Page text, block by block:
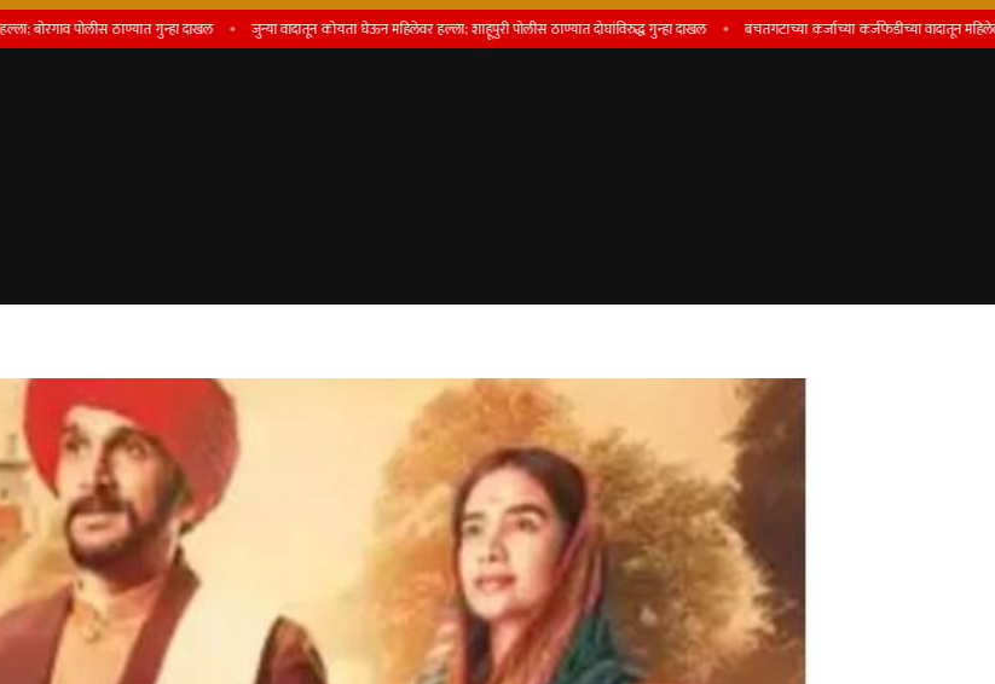
ठाण्यात गुन्हा दाखल जुन्या वादातून कोयता घेऊन महिलेवर हल्ला; शाहूपुरी पोलीस ठाण्यात दोघांविरुद्ध गुन्हा दाखल बचतगटाच्या कर्जाच्या कर्जफेडीच्या वादातून महिलेला मारहाण;